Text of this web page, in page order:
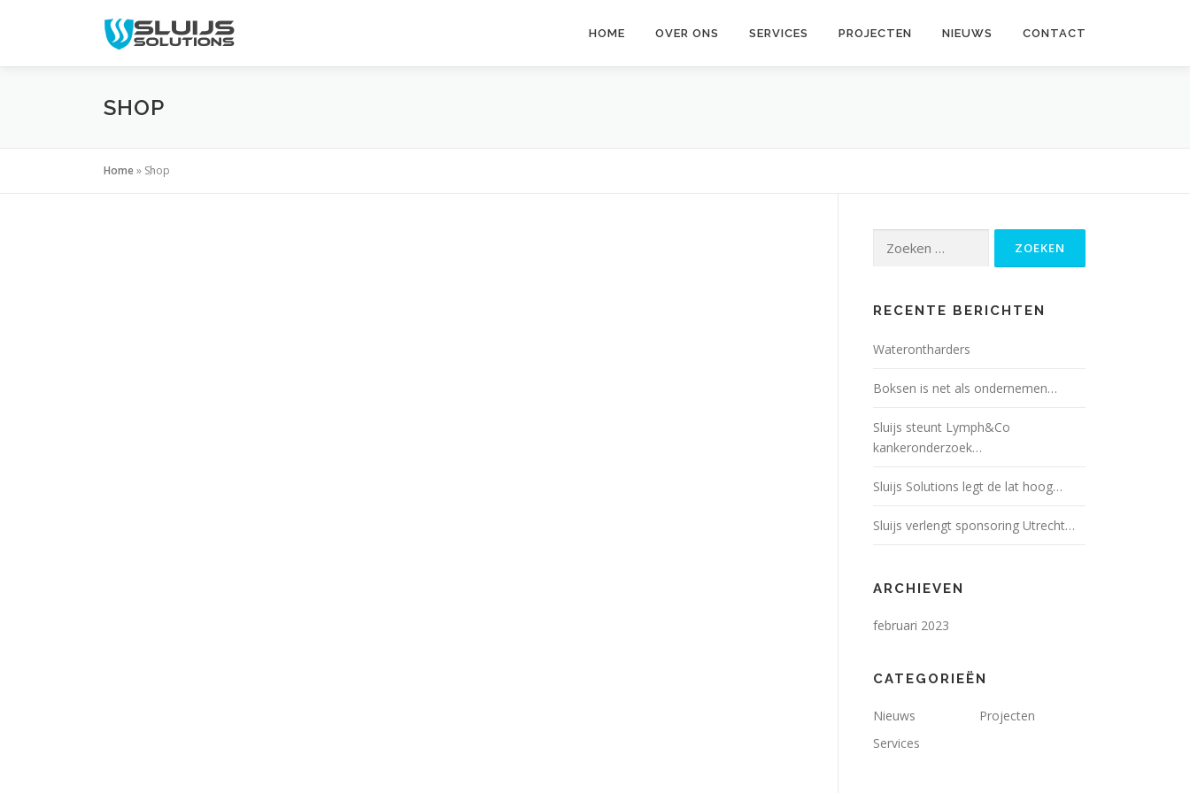
springen
HOME OVER ONS SERVICES PROJECTEN NIEUWS CONTACT
SHOP
Home» Shop
naar:
RECENTE BERICHTEN
Waterontharders
Boksen is net als ondernemen…
Sluijs steunt Lymph&Co
kankeronderzoek…
Sluijs Solutions legt de lat hoog…
Sluijs verlengt sponsoring Utrecht…
ARCHIEVEN
februari 2023
CATEGORIEËN
Nieuws
Projecten
Services